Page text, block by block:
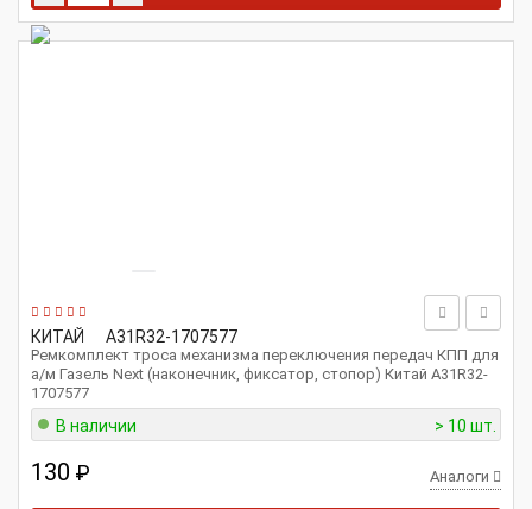
КИТАЙ A31R32-1707577
Ремкомплект троса механизма переключения передач КПП для
а/м Газель Next (наконечник, фиксатор, стопор) Китай A31R32-
1707577
В наличии > 10 шт.
130 ₽ Аналоги